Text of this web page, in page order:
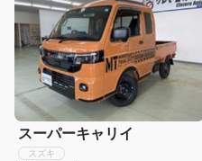
スーパーキャリイ
スズキ